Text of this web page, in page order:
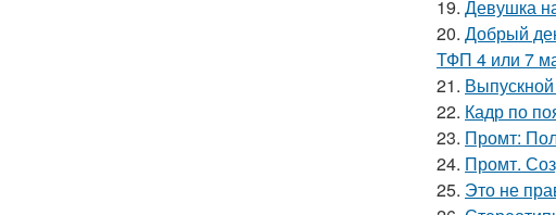
19. Девушка
20. Добрый
ТФП 4 или 7
21.
22. Кадр по
23. Промт:
24. Промт.
25. Это не